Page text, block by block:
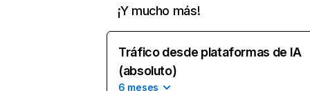
¡Y mucho más!
Tráfico desde plataformas de IA
(absoluto)
6 meses